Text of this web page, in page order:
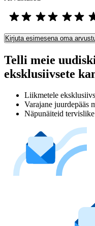
Kirjuta esimesena oma
Telli meie
eksklusiivsete
Liikmetele
Varajane juurdepääs
Näpunäiteid